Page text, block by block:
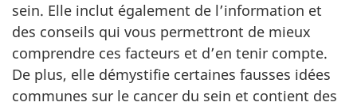
sein. Elle inclut également de l’information et
des conseils qui vous permettront de mieux
comprendre ces facteurs et d’en tenir compte.
De plus, elle démystifie certaines fausses idées
communes sur le cancer du sein et contient des